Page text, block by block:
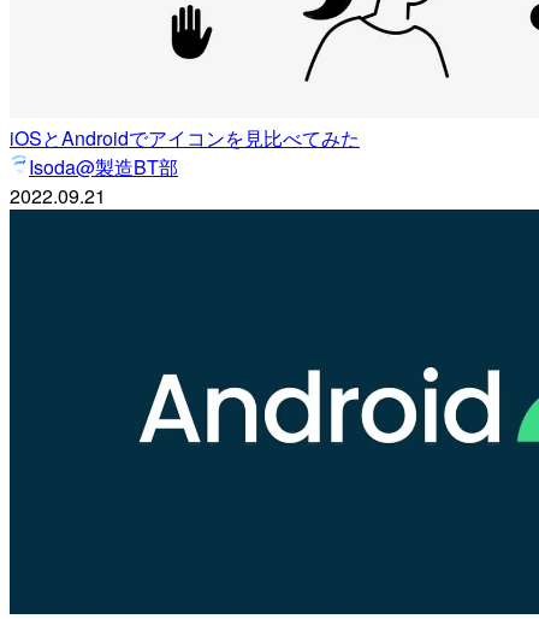
iOSとAndroidでアイコンを見比べてみた
Isoda@製造BT部
2022.09.21